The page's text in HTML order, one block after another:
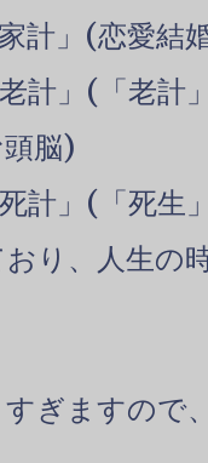
計」(恋愛結
計」(「老計
脳)
計」(「死生
り、人生の
ぎますので